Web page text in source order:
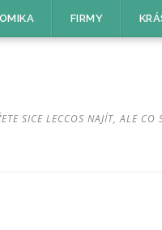
FIRMY
SICE LECCOS NAJÍT, ALE